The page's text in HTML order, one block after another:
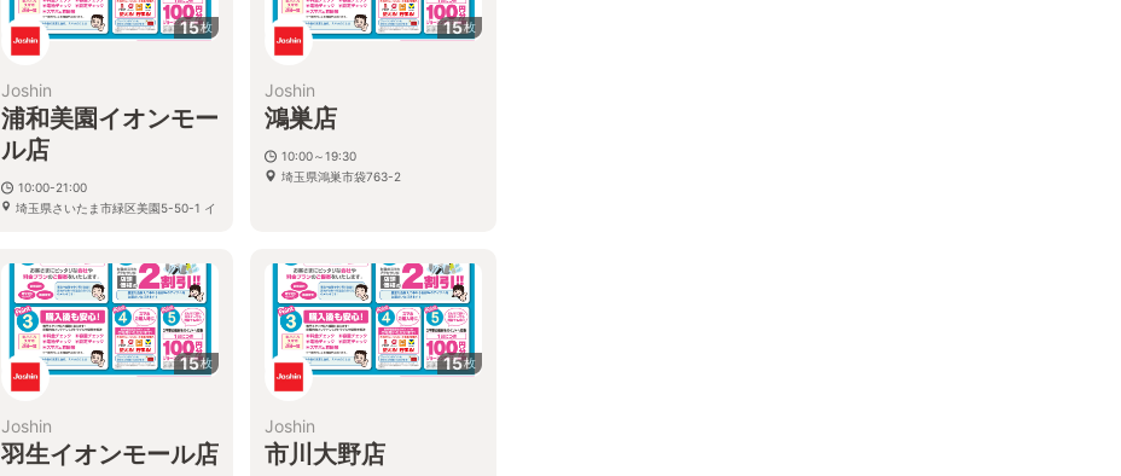
15枚
Joshin
浦和美園イオンモー
ル店
10:00-21:00
埼玉県さいたま市緑区美園5-50-1 イ
15枚
Joshin
鴻巣店
10:00～19:30
埼玉県鴻巣市袋763-2
15枚
Joshin
羽生イオンモール店
15枚
Joshin
市川大野店